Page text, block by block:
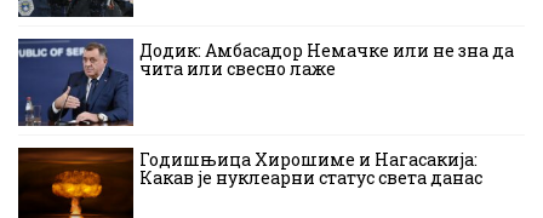
Додик: Амбасадор Немачке или не зна да
чита или свесно лаже
Годишњица Хирошиме и Нагасакија:
Какав је нуклеарни статус света данас